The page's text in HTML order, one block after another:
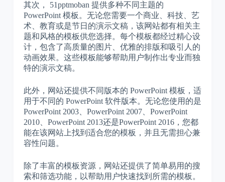
其次， 51pptmoban 提供多种不同主题的
PowerPoint 模板。无论您需要一个商业、科技、艺
术、教育或是节日的演示文稿，该网站都有相关主
题和风格的模板供您选择。每个模板都经过精心设
计，包含了高质量的图片、优雅的排版和吸引人的
动画效果。这些模板能够帮助用户制作出专业而独
特的演示文稿。
此外，网站还提供不同版本的 PowerPoint 模板，适
用于不同的 PowerPoint 软件版本。无论您使用的是
PowerPoint 2003、PowerPoint 2007、PowerPoint
2010、PowerPoint 2013还是PowerPoint 2016，您都
能在该网站上找到适合您的模板，并且无需担心兼
容性问题。
除了丰富的模板资源，网站还提供了简单易用的搜
索和筛选功能，以帮助用户快速找到所需的模板。